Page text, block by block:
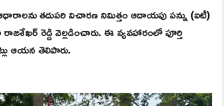
తదుపరి విచారణ నిమిత్తం ఆదాయపు పన్ను (ఐటీ)
రాజశేఖర్ రెడ్డి వెల్లడించారు. ఈ వ్యవహారంలో పూర్తి
ఆయన తెలిపారు.